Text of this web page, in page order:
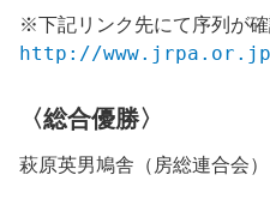
※下記リンク先にて序列が確
http://
〈総合優勝〉
萩原英男鳩舎（ 房総連合会）